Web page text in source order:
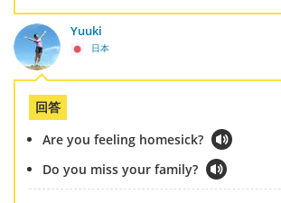
Yuuki
日本
回答
Are you feeling homesick?
Do you miss your family?